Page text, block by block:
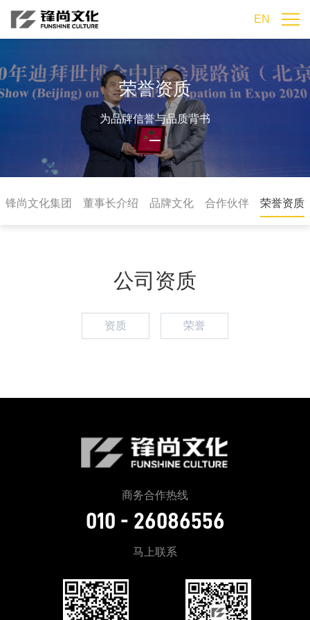
EN
荣誉资质
为品牌信誉与品质背书
锋尚文化集团 董事长介绍 品牌文化 合作伙伴 荣誉资质
公司资质
资质 荣誉
商务合作热线
010 - 26086556
马上联系